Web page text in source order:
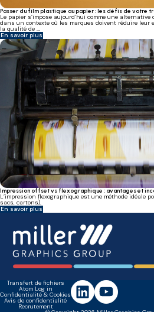
Passer du film plastique au papier : les défis de votre
Le papier s’impose aujourd’hui comme une
dans un contexte où les marques doivent réduire leur
la qualité de ...
En savoir plus
Impression offset vs flexographique : avantages et
L’impression flexographique est une méthode idéale
sacs, cartons).
En savoir plus
Transfert de fichiers
Atom Log in
Confidentialité & Cookies
Avis de confidentialité
Recrutement